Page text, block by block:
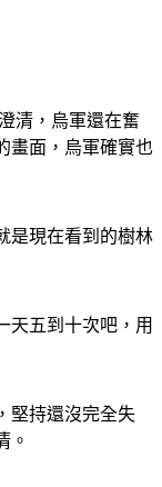
清，烏軍還在奮
畫面，烏軍確實也
是現在看到的樹林
天五到十次吧，用
堅持還沒完全失
。